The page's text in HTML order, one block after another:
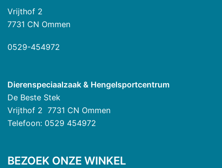
Vrijthof 2
7731 CN Ommen
0529-454972
Dierenspeciaalzaak & Hengelsportcentrum
De Beste Stek
Vrijthof 2 7731 CN Ommen
Telefoon: 0529 454972
BEZOEK ONZE WINKEL